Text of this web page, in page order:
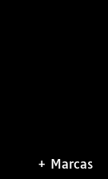
+ Marcas